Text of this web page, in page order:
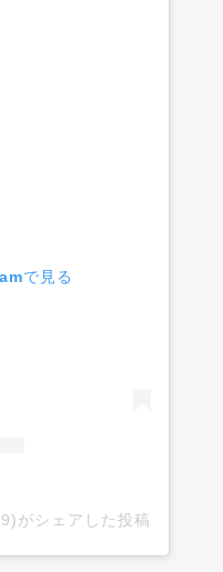
で見る
がシェアした投稿